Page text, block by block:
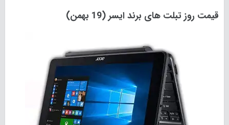
قیمت روز تبلت های برند ایسر (19 بهمن)